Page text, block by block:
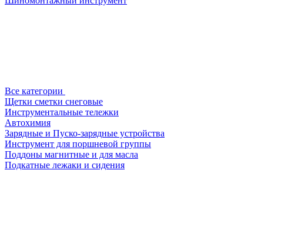
Все категории
Щетки сметки снеговые
Инструментальные тележки
Автохимия
Зарядные и Пуско-зарядные устройства
Инструмент для поршневой группы
Поддоны магнитные и для масла
Подкатные лежаки и сидения